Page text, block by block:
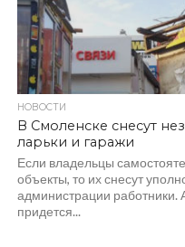
НОВОСТИ
В Смоленске снесут
ларьки и гаражи
Если владельцы
объекты, то их снесут
администрации работники.
придется...